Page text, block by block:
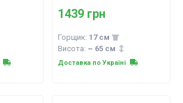
1439 грн
Горщик: 17 см
Висота: ~ 65 см
Доставка по Україні